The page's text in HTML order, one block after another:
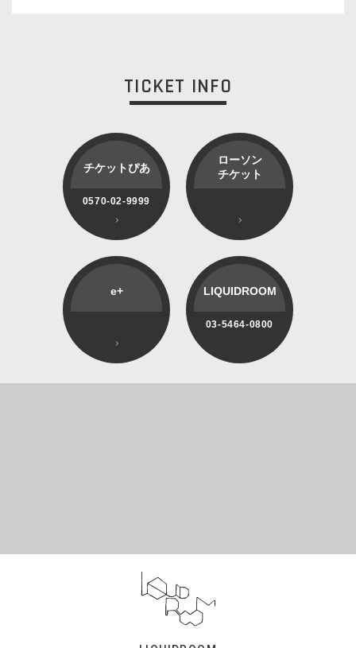
TICKET INFO
チケットぴあ
0570-02-9999
ローソン
チケット
e+ LIQUIDROOM
03-5464-0800